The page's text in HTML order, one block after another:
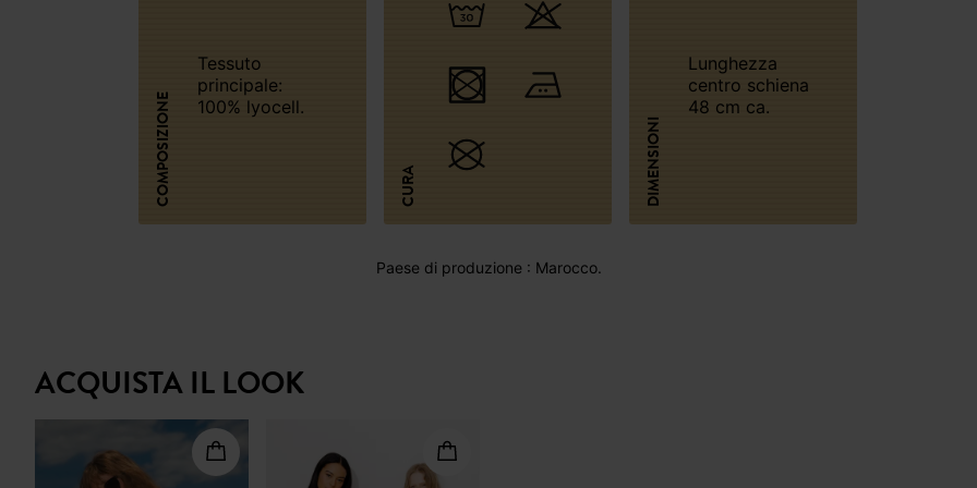
COMPOSIZIONE
Tessuto
principale:
100% lyocell.
CURA DIMENSIONI
Lunghezza
centro schiena
48 cm ca.
Paese di produzione : Marocco.
ACQUISTA IL LOOK